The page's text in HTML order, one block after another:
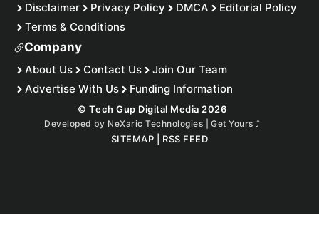
Disclaimer Privacy Policy DMCA
Editorial Policy
Terms & Conditions
Company
About Us Contact Us
Join Our Team
Advertise With Us
Funding Information
© Tech Gup Digital Media 2026
Developed by NeXaric Technologies | Get Yours⤴︎
SITEMAP RSS FEED